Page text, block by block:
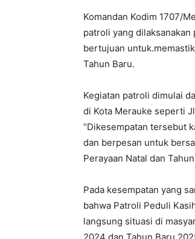
Komandan Kodim 1707/
patroli yang
bertujuan
Tahun Baru.
Kegiatan patroli dimulai
di Kota Merauke seperti
“Dikesempatan tersebut
dan berpesan untuk
Perayaan Natal dan
Pada kesempatan yang
bahwa Patroli Peduli
langsung situasi di